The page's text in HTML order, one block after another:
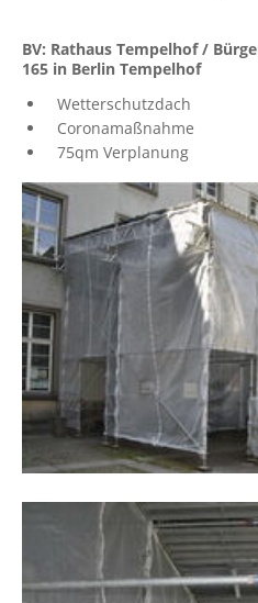
BV: Rathaus Tempelhof /
165 in Berlin Tempelhof
Wetterschutzdach
Coronamaßnahme
75qm Verplanung